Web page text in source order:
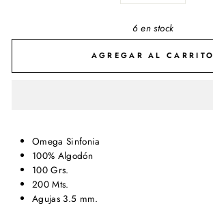
6 en stock
AGREGAR AL CARRITO
Omega Sinfonia
100% Algodón
100 Grs.
200 Mts.
Agujas 3.5 mm.